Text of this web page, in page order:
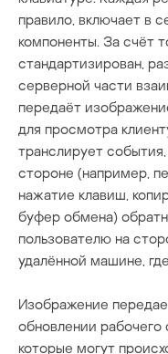
правило, включает в
компоненты. За счёт
стандартизирован,
серверной части
передаёт
для просмотра
транслирует
стороне (например,
нажатие клавиш,
буфер обмена)
пользователю на
удалённой машине,
Изображение
обновлении
которые могут